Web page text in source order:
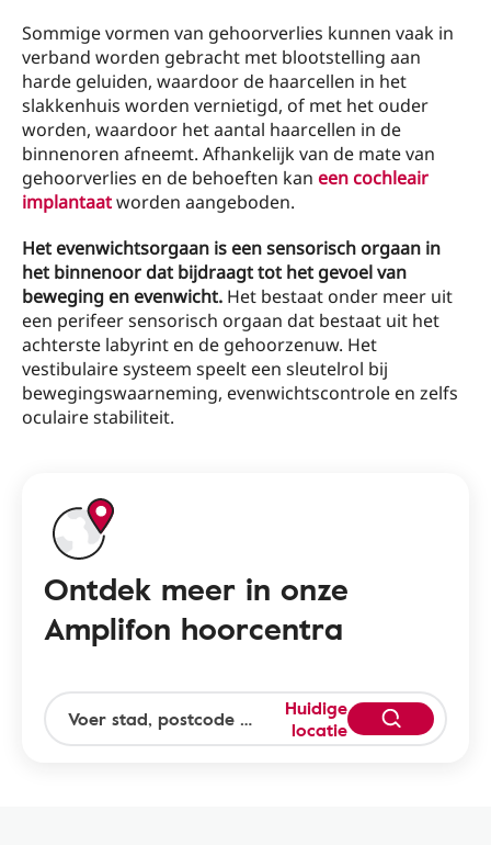
Sommige vormen van gehoorverlies kunnen vaak in
verband worden gebracht met blootstelling aan
harde geluiden, waardoor de haarcellen in het
slakkenhuis worden vernietigd, of met het ouder
worden, waardoor het aantal haarcellen in de
binnenoren afneemt. Afhankelijk van de mate van
gehoorverlies en de behoeften kan een cochleair
implantaatworden aangeboden.
Het evenwichtsorgaan is een sensorisch orgaan in
het binnenoor dat bijdraagt ​​tot het gevoel van
beweging en evenwicht. Het bestaat onder meer uit
een perifeer sensorisch orgaan dat bestaat uit het
achterste labyrint en de gehoorzenuw. Het
vestibulaire systeem speelt een sleutelrol bij
bewegingswaarneming, evenwichtscontrole en zelfs
oculaire stabiliteit.
Ontdek meer in onze
Amplifon hoorcentra
Huidige
locatie